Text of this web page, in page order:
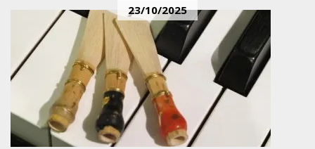
23/10/2025